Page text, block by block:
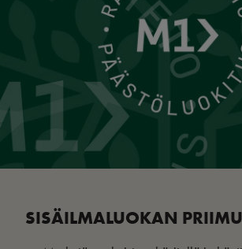
SISÄILMALUOKAN